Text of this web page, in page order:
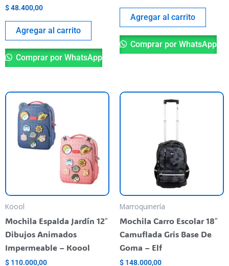
$48.400,00
Agregar al carrito
Comprar por WhatsApp
Agregar al carrito
Comprar por WhatsApp
Koool
Mochila Espalda Jardín 12″
Dibujos Animados
Impermeable – Koool
$ 110.000,00
Este
se
pueden
elegir
página
Marroquinería
Mochila Carro Escolar 18″
Camuflada Gris Base De
Goma – Elf
$ 148.000,00